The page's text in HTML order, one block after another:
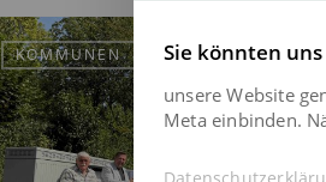
KOMMUNEN Sie könnten
unsere Website
Meta einbinden.